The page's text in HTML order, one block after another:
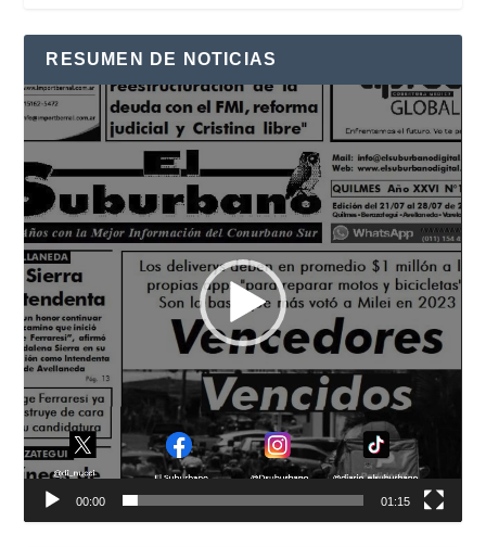
RESUMEN DE NOTICIAS
Reproductor
de
vídeo
00:00 01:15